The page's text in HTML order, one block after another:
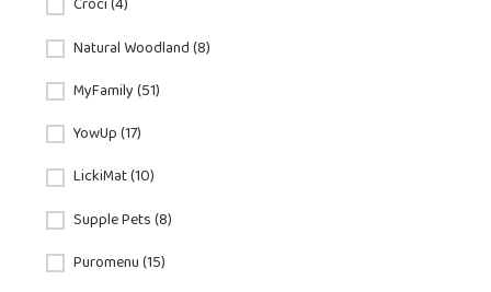
Croci (4)
Natural Woodland (8)
MyFamily (51)
YowUp (17)
LickiMat (10)
Supple Pets (8)
Puromenu (15)